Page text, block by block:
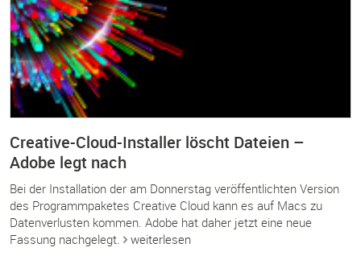
Creative-Cloud-Installer löscht Dateien –
Adobe legt nach
Bei der Installation der am Donnerstag veröffentlichten Version
des Programmpaketes Creative Cloud kann es auf Macs zu
Datenverlusten kommen. Adobe hat daher jetzt eine neue
Fassung nachgelegt.
weiterlesen